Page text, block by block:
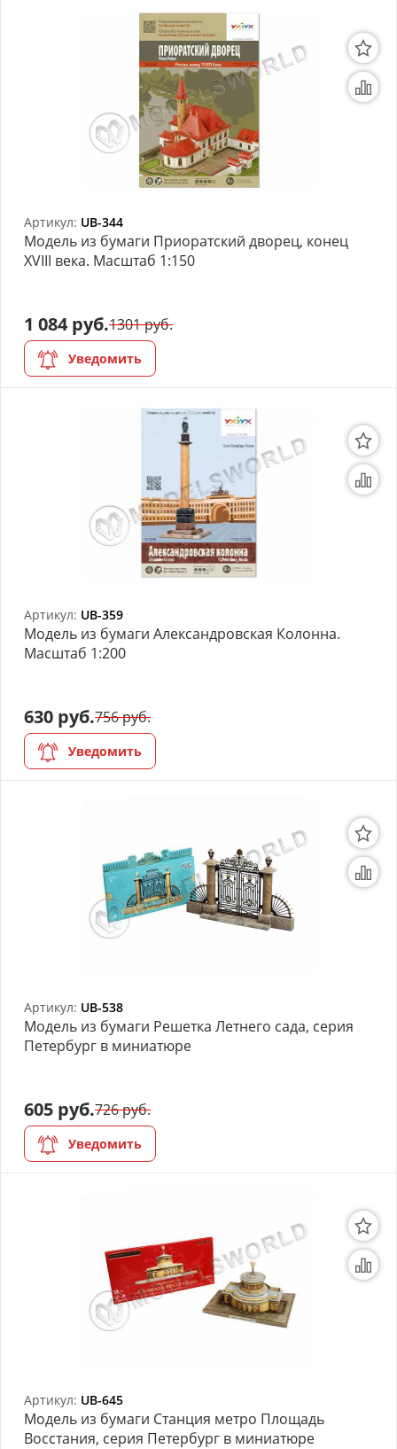
Артикул: UB-344
Модель из бумаги Приоратский дворец, конец
XVIII века. Масштаб 1:150
1 084 руб.1301 руб.
Уведомить
Артикул: UB-359
Модель из бумаги Александровская Колонна.
Масштаб 1:200
630 руб.756 руб.
Уведомить
Артикул: UB-538
Модель из бумаги Решетка Летнего сада, серия
Петербург в миниатюре
605 руб.726 руб.
Уведомить
Артикул: UB-645
Модель из бумаги Станция метро Площадь
Восстания, серия Петербург в миниатюре